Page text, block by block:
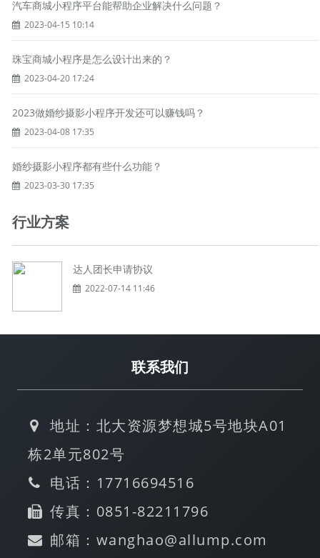
汽车商城小程序平台能帮助企业解决什么问题？
2023-04-15 10:14
珠宝商城小程序是怎么设计出来的？
2023-04-20 17:24
2023做婚纱摄影小程序开发还可以赚钱吗？
2023-04-08 17:35
婚纱摄影小程序都有些什么功能？
2023-03-30 17:35
行业方案
达人团长申请协议
2022-07-14 11:46
联系我们
地址：北大资源梦想城5号地块A01
栋2单元802号
电话：17716694516
传真：0851-82211796
邮箱：wanghao@allump.com